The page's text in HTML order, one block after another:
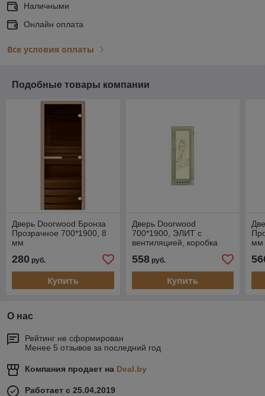
Наличными
Онлайн оплата
Все условия оплаты
Подобные товары компании
Дверь Doorwood Бронза
Прозрачное 700*1900, 8
мм
280 руб.
Купить
Дверь Doorwood
700*1900, ЭЛИТ с
вентиляцией, коробка
558руб.
Купить
мм
О нас
Рейтинг не сформирован
Менее 5 отзывов за последний год
Компания продает на Deal.by
Работает с 25.04.2019